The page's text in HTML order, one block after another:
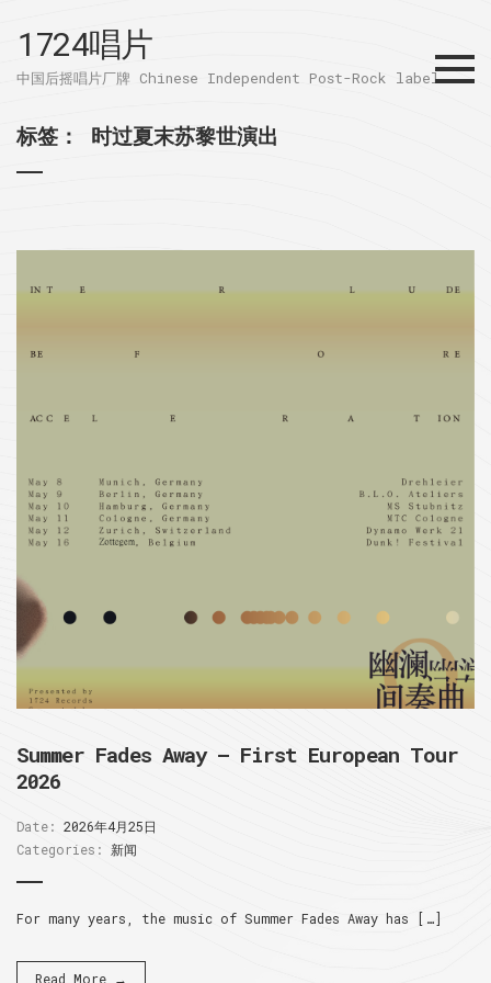
1724唱片
中国后摇唱片厂牌 Chinese Independent Post-Rock label
Menu
标签： 时过夏末苏黎世演出
Summer Fades Away – First European Tour
2026
Date: 2026年4月25日
Categories: 新闻
For many years, the music of Summer Fades Away has […]
Read More →